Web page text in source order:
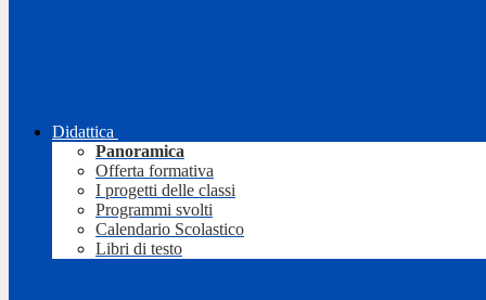
Didattica
Panoramica
Offerta formativa
I progetti delle classi
Programmi svolti
Calendario Scolastico
Libri di testo